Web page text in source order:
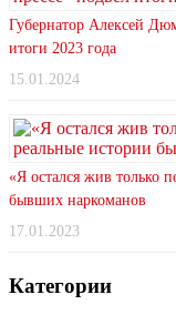
Губернатор Алексей
итоги 2023 года
15.01.2024
«Я остался жив только
бывших наркоманов
17.01.2023
Категории